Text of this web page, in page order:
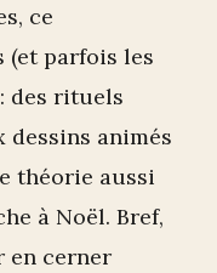
ce
(et parfois les
des rituels
dessins animés
théorie aussi
à Noël. Bref,
en cerner